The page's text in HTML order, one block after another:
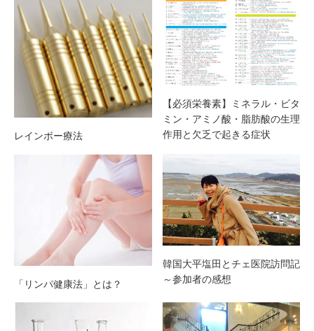
レインボー療法
【必須栄養素】ミネラル・ビタ
ミン・アミノ酸・脂肪酸の生理
作用と欠乏で起きる症状
「リンパ健康法」とは？
韓国大平塩田とチェ医院訪問記
～参加者の感想